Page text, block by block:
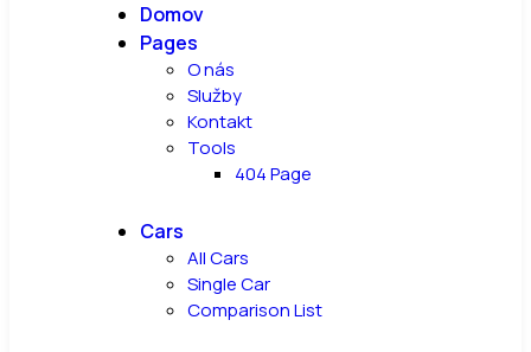
Domov
Pages
O nás
Služby
Kontakt
Tools
404 Page
Cars
All Cars
Single Car
Comparison List